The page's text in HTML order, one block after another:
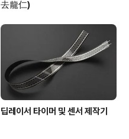
去龍仁)
딥레이서 타이머 및 센서 제작기